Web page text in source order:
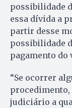
possibilidade
essa dívida a
partir desse
possibilidade
pagamento
“Se ocorrer
judiciário a